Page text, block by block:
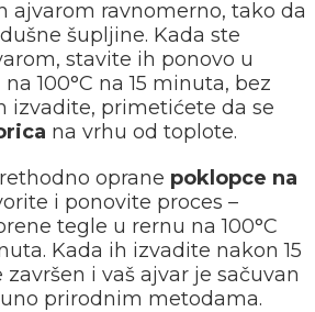
ajvarom ravnomerno, tako da
šupljine. Kada ste
stavite ih ponovo u
100°C na 15 minuta, bez
izvadite, primetićete da se
na vrhu od toplote.
oprane poklopce na
i ponovite proces –
tegle u rernu na 100°C
Kada ih izvadite nakon 15
i vaš ajvar je sačuvan
prirodnim metodama.